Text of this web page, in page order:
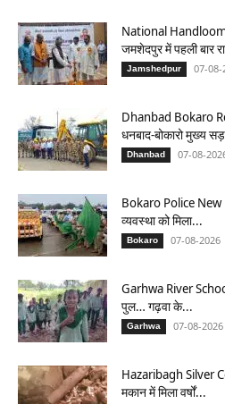
National
जमशेदपुर में पहली बार
Jamshedpur 07-08-
Dhanbad Bokaro
धनबाद-बोकारो मुख्य
Dhanbad 07-08-
Bokaro Police New
व्यवस्था को मिला...
Bokaro 07-08-2026
Garhwa River
पुल… गढ़वा के...
Garhwa 07-08-2026
Hazaribagh Silver
मकान में मिला वर्षों...